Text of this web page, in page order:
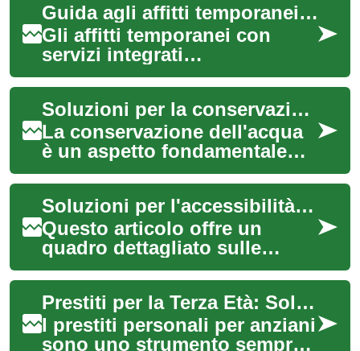
Guida agli affitti temporanei con servizi integrati
Gli affitti temporanei con
servizi integrati
rappresentano una soluzione
abitativa sempre più popolare
per chi cerca ...
Soluzioni per la conservazione dell'acqua
La conservazione dell'acqua
è un aspetto fondamentale
per la gestione sostenibile
delle risorse idriche, sia a
livell...
Soluzioni per l'accessibilità e il comfort in abitazioni contemporanee
Questo articolo offre un
quadro dettagliato sulle
soluzioni pratiche per
migliorare accessibilità e
comfort nelle abi...
Prestiti per la Terza Età: Soluzioni per Anziani
I prestiti personali per anziani
sono uno strumento sempre